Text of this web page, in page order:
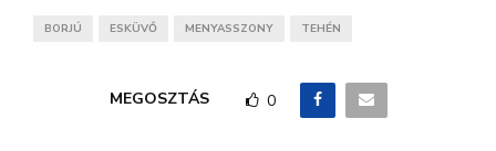
BORJÚ ESKÜVŐ MENYASSZONY TEHÉN
MEGOSZTÁS 0